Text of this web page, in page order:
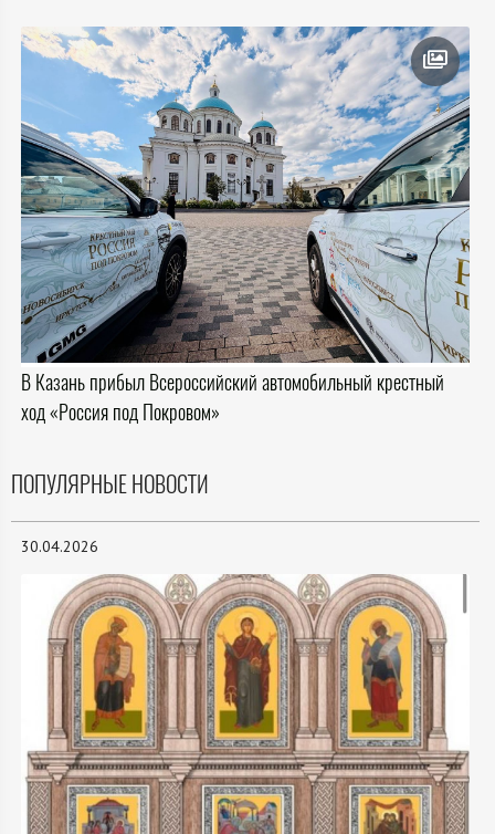
В Казань прибыл Всероссийский автомобильный крестный
ход «Россия под Покровом»
ПОПУЛЯРНЫЕ НОВОСТИ
30.04.2026